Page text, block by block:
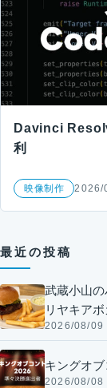
Davinci
利
映像制作 2026/
最近の投稿
武蔵小山の
リヤキア
2026/08/09
キングオ
2026/08/08